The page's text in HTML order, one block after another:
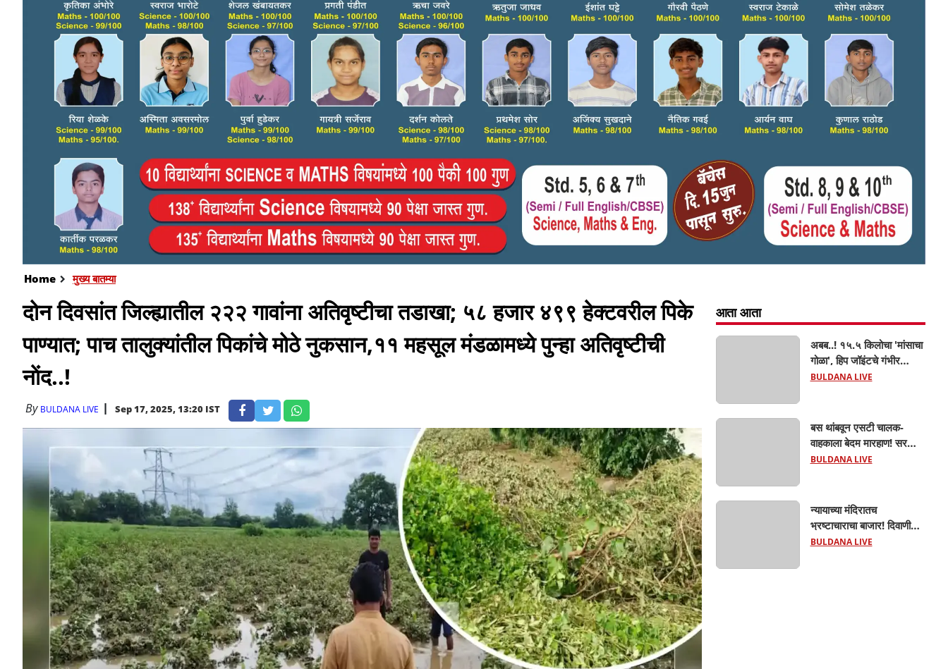
Home मुख्य बातम्या
दोन दिवसांत जिल्ह्यातील २२२ गावांना अतिवृष्टीचा तडाखा; ५८ हजार ४९९ हेक्टवरील पिके
पाण्यात; पाच तालुक्यांतील पिकांचे मोठे नुकसान,११ महसूल मंडळामध्ये पुन्हा अतिवृष्टीची
नाेंद..!
By BULDANA LIVE Sep 17, 2025, 13:20 IST
आता आता
अबब..! १५.५ किलोचा 'मांसाचा
गोळा', हिप जॉइंटचे गंभीर
फ्रॅक्चर अन् मृत्यूशी झुंज...
BULDANA LIVE
बस थांबवून एसटी चालक-
वाहकाला बेदम मारहाण! सरकारी
कामात अडथळा; प्रवाशांसमोर
क्षुल्लक कारणावरून संतापजनक
प्रकार;
BULDANA LIVE
न्यायाच्या मंदिरातच
भ्रष्टाचाराचा बाजार! दिवाणी
न्यायालयाचा बेलीफ १०
BULDANA LIVE